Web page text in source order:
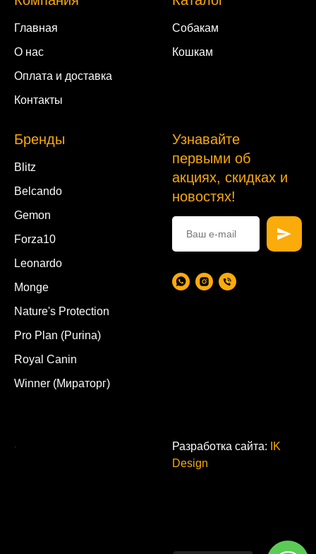
Главная
О нас
Оплата и доставка
Контакты
Собакам
Кошкам
Бренды
Blitz
Belcando
Gemon
Forza10
Leonardo
Monge
Nature's Protection
Pro Plan (Purina)
Royal Canin
Winner (Мираторг)
Узнавайте
первыми об
акциях, скидках и
новостях!
Разработка сайта:
IK
Design